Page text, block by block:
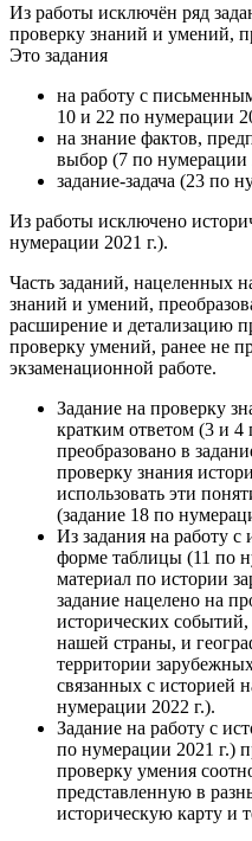
Из работы исключён ряд
проверку знаний и умений,
Это задания
на работу с
10 и 22 по нумерации
на знание фактов,
выбор (7 по нумерации
задание-задача (23 по
Из работы исключено
нумерации 2021 г.).
Часть заданий, нацеленных
знаний и умений,
расширение и детализацию
проверку умений, ранее не
экзаменационной работе.
Задание на проверку
кратким ответом (3 и 4
преобразовано в
проверку знания
использовать эти
(задание 18 по
Из задания на работу
форме таблицы (11 по
материал по истории
задание нацелено на
исторических
нашей страны, и
территории
связанных с историей
нумерации 2022 г.).
Задание на работу с
по нумерации 2021 г.)
проверку умения
представленную в
историческую карту и